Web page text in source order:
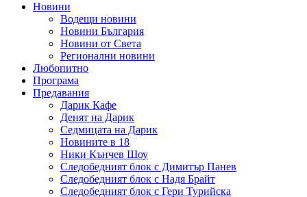
Новини
Водещи новини
Новини България
Новини от Света
Регионални новини
Любопитно
Програма
Предавания
Дарик Кафе
Денят на Дарик
Седмицата на Дарик
Новините в 18
Ники Кънчев Шоу
Следобедният блок с Димитър Панев
Следобедният блок с Надя Брайт
Следобедният блок с Гери Турийска